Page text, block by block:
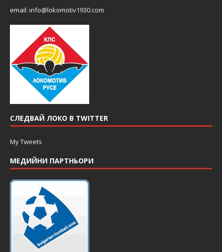
email: info@lokomotiv1930.com
СЛЕДВАЙ ЛОКО В TWITTER
My Tweets
МЕДИЙНИ ПАРТНЬОРИ